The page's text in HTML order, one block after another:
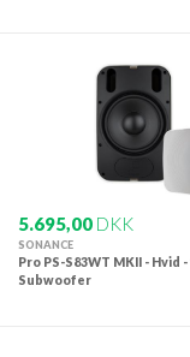
5.695,00 DKK
SONANCE
Pro PS-S83WT MKII - Hvid -
Subwoofer